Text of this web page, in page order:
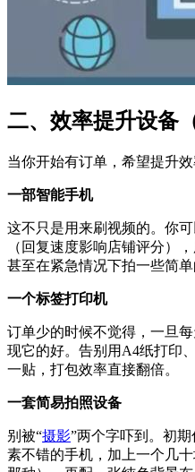
二、效率提升设备
当你开始有订单，希望提升
一部智能手机
这不只是用来刷视频的。你
（回复速度影响店铺评分）
甚至在紧急情况下拍一些简单
一个标签打印机
订单少的时候不觉得，一旦
现它的好。告别用A4纸打印
一贴，打包效率直接翻倍。
一套简易拍照设备
别被“摄影”两个字吓到。初
素不错的手机，加上一个几